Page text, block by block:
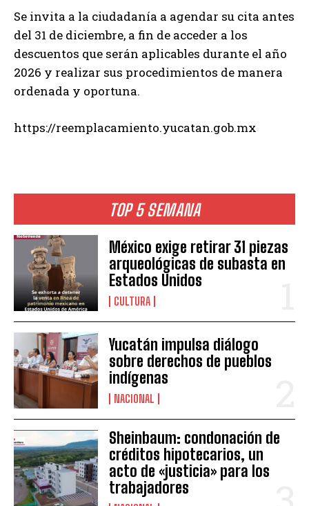
TOP 5 SEMANA
México exige retirar 31 piezas
arqueológicas de subasta en
Estados Unidos
CULTURA
Yucatán impulsa diálogo
sobre derechos de pueblos
indígenas
NACIONAL
Sheinbaum: condonación de
créditos hipotecarios, un
acto de «justicia» para los
trabajadores
Se invita a la ciudadanía a agendar su cita antes
del 31 de diciembre, a fin de acceder a los
descuentos que serán aplicables durante el año
2026 y realizar sus procedimientos de manera
ordenada y oportuna.
https://reemplacamiento.yucatan.gob.mx